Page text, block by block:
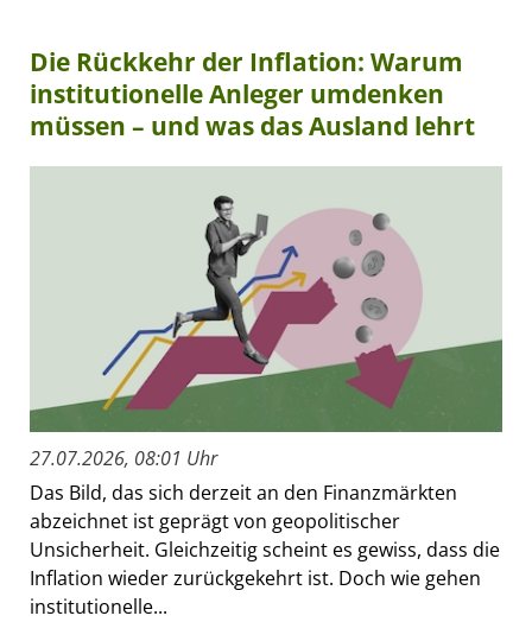
Die Rückkehr der Inflation: Warum
institutionelle Anleger umdenken
müssen – und was das Ausland lehrt
27.07.2026, 08:01 Uhr
Das Bild, das sich derzeit an den Finanzmärkten
abzeichnet ist geprägt von geopolitischer
Unsicherheit. Gleichzeitig scheint es gewiss, dass die
Inflation wieder zurückgekehrt ist. Doch wie gehen
institutionelle...